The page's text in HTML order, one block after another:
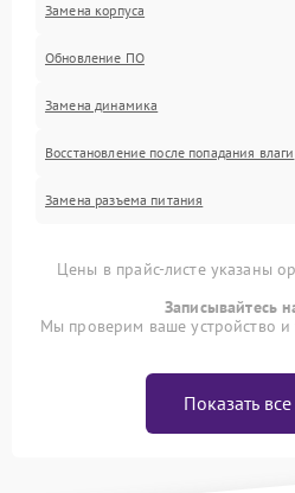
Замена корпуса
Обновление ПО
Замена динамика
Восстановление после попадания влаги
Замена разъема питания
Цены в прайс-листе указаны
Записывайтесь
Мы проверим ваше устройство и
Показать все